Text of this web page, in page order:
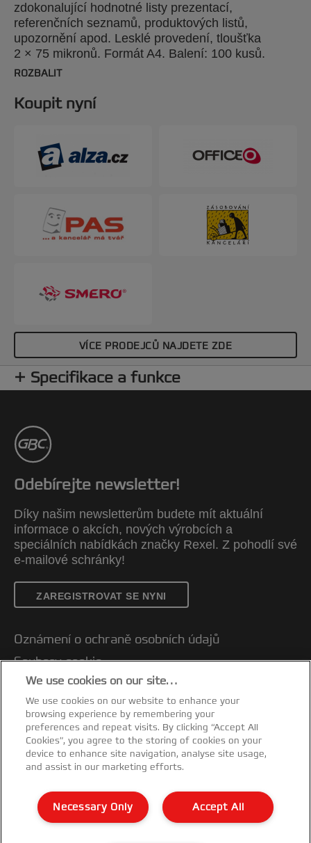
zdokonalující hodnotné listy prezentací,
referenčních seznamů, produktových listů,
upozornění apod. Lesklé provedení, tloušťka
2 × 75 mikronů. Formát A4. Balení: 100 kusů.
ROZBALIT
Koupit nyní
VÍCE PRODEJCŮ NAJDETE ZDE
Specifikace a funkce
Odebírejte newsletter!
Díky našim newsletterům budete mít aktuální
informace o akcích, nových výrobcích a
speciálních nabídkách značky Rexel. Z pohodlí své
e-mailové schránky!
ZAREGISTROVAT SE NYNI
Oznámení o ochraně osobních údajů
Soubory cookie
Právní upozornění
Otisk
Správa mých dat
Prohlášení o shodě
Záruční podmínky
Mapa stránek
Zákaznická podpora
We use cookies on our site…
We use cookies on our website to enhance your
browsing experience by remembering your
preferences and repeat visits. By clicking “Accept All
Cookies”, you agree to the storing of cookies on your
device to enhance site navigation, analyse site usage,
and assist in our marketing efforts.
Accept All
Necessary Only